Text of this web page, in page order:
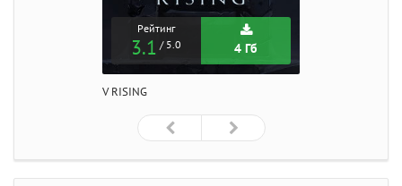
Рейтинг
3.1 / 5.0 4 Гб
V RISING